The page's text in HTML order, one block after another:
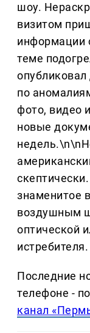
шоу.
визитом
информации
теме
по
фото, видео
новые
знаменитое
воздушным
оптической
истребителя.
Последние
телефоне -
канал